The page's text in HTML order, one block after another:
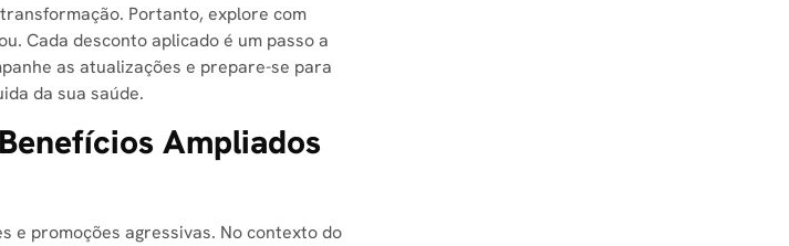
Portanto, explore com
Cada desconto aplicado é um passo a
as atualizações e prepare-se para
da sua saúde.
Ampliados
e promoções agressivas. No contexto do